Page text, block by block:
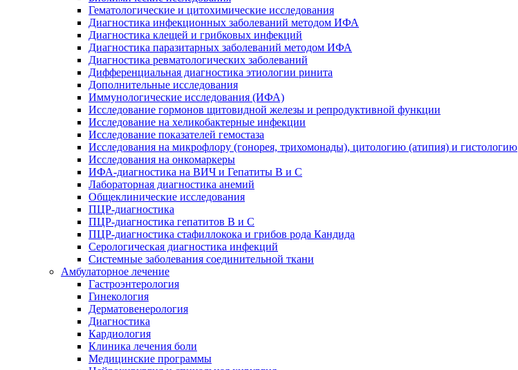
Гематологические и цитохимические исследования
Диагностика инфекционных заболеваний методом ИФА
Диагностика клещей и грибковых инфекций
Диагностика паразитарных заболеваний методом ИФА
Диагностика ревматологических заболеваний
Дифференциальная диагностика этиологии ринита
Дополнительные исследования
Иммунологические исследования (ИФА)
Исследование гормонов щитовидной железы и репродуктивной функции
Исследование на хеликобактерные инфекции
Исследование показателей гемостаза
Исследования на микрофлору (гонорея, трихомонады), цитологию (атипия) и гистологию
Исследования на онкомаркеры
ИФА-диагностика на ВИЧ и Гепатиты B и C
Лабораторная диагностика анемий
Общеклинические исследования
ПЦР-диагностика
ПЦР-диагностика гепатитов B и C
ПЦР-диагностика стафиллокока и грибов рода Кандида
Серологическая диагностика инфекций
Системные заболевания соединительной ткани
Амбулаторное лечение
Гастроэнтерология
Гинекология
Дерматовенерология
Диагностика
Кардиология
Клиника лечения боли
Медицинские программы